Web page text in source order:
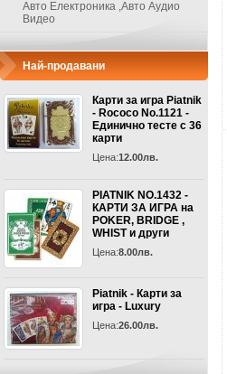
Авто Електроника ,Авто Аудио
Видео
Най-продавани
Карти за игра Piatnik
- Rococo No.1121 -
Единично тесте с 36
карти
Цена:12.00лв.
PIATNIK NO.1432 -
КАРТИ ЗА ИГРА на
POKER, BRIDGE ,
WHIST и други
Цена:8.00лв.
Piatnik - Карти за
игра - Luxury
Цена:26.00лв.